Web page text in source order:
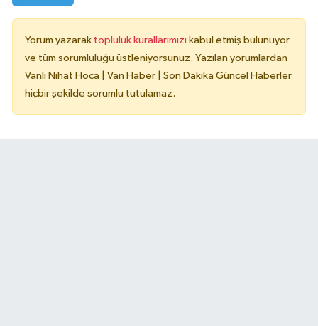
Yorum yazarak topluluk kurallarımızı kabul etmiş bulunuyor
ve tüm sorumluluğu üstleniyorsunuz. Yazılan yorumlardan
Vanlı Nihat Hoca | Van Haber | Son Dakika Güncel Haberler
hiçbir şekilde sorumlu tutulamaz.